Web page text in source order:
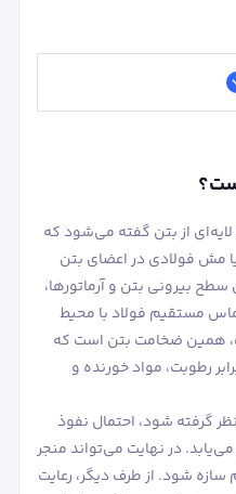
از بتن گفته می‌شود که
مش فولادی در اعضای بتن
بیرونی بتن و آرماتورها،
مستقیم فولاد با محیط
همین ضخامت بتن است که
رطوبت، مواد خورنده و
گرفته شود، احتمال نفوذ
در نهایت می‌تواند منجر
شود. از طرف دیگر، رعایت